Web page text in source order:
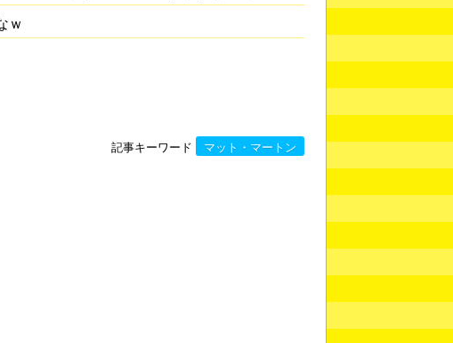
ｗ
記事キーワード マット・マートン